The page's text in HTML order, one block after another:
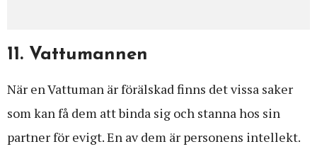
11. Vattumannen
När en Vattuman är förälskad finns det vissa saker
som kan få dem att binda sig och stanna hos sin
partner för evigt. En av dem är personens intellekt.